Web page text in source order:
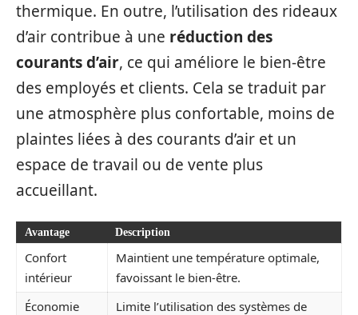
thermique. En outre, l’utilisation des rideaux
d’air contribue à une réduction des
courants d’air, ce qui améliore le bien-être
des employés et clients. Cela se traduit par
une atmosphère plus confortable, moins de
plaintes liées à des courants d’air et un
espace de travail ou de vente plus
accueillant.
Avantage Description
Confort
intérieur
Maintient une température optimale,
favoissant le bien-être.
Économie
Limite l’utilisation des systèmes de